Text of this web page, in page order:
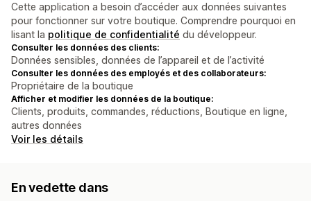
Cette application a besoin d’accéder aux données suivantes
pour fonctionner sur votre boutique. Comprendre pourquoi en
lisant la politique de confidentialité du développeur.
Consulter les données des clients:
Données sensibles, données de l’appareil et de l’activité
Consulter les données des employés et des collaborateurs:
Propriétaire de la boutique
Afficher et modifier les données de la boutique:
Clients, produits, commandes, réductions, Boutique en ligne,
autres données
Voir les détails
En vedette dans